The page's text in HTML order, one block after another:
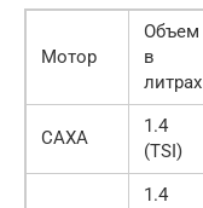
Мотор
Объем
в
литрах
CAXA
1.4
(TSI)
1.4